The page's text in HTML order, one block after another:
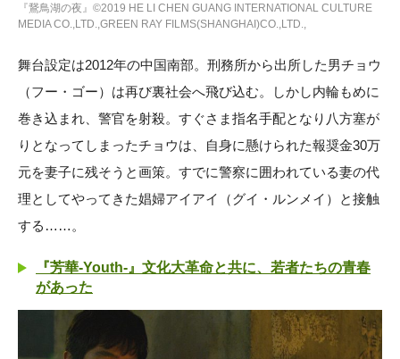
『鵞鳥湖の夜』©2019 HE LI CHEN GUANG INTERNATIONAL CULTURE
MEDIA CO.,LTD.,GREEN RAY FILMS(SHANGHAI)CO.,LTD.,
舞台設定は2012年の中国南部。刑務所から出所した男チョウ
（フー・ゴー）は再び裏社会へ飛び込む。しかし内輪もめに
巻き込まれ、警官を射殺。すぐさま指名手配となり八方塞が
りとなってしまったチョウは、自身に懸けられた報奨金30万
元を妻子に残そうと画策。すでに警察に囲われている妻の代
理としてやってきた娼婦アイアイ（グイ・ルンメイ）と接触
する……。
『芳華-Youth-』文化大革命と共に、若者たちの青春
があった